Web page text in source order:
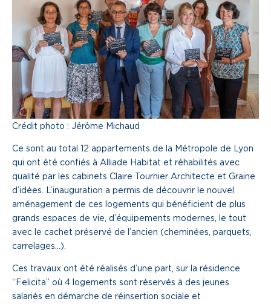
Une gouvernance de proximité
Notre histoire
Nous rejoindre
Nos métiers
Notre culture
Crédit photo : Jérôme Michaud
Ce sont au total 12 appartements de la Métropole de Lyon
qui ont été confiés à Alliade Habitat et réhabilités avec
qualité par les cabinets Claire Tournier Architecte et Graine
d’idées. L’inauguration a permis de découvrir le nouvel
aménagement de ces logements qui bénéficient de plus
grands espaces de vie, d’équipements modernes, le tout
avec le cachet préservé de l’ancien (cheminées, parquets,
carrelages…).
Ces travaux ont été réalisés d’une part, sur la résidence
“Felicita” où 4 logements sont réservés à des jeunes
salariés en démarche de réinsertion sociale et